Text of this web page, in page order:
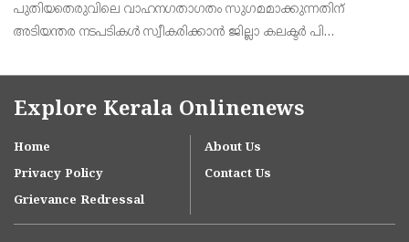
പുതിയതെരുവിലെ വാഹനഗതാഗതം സുഗമമാക്കുന്നതിന്
അടിയന്തര നടപടികള്‍ സ്വീകരിക്കാന്‍ ജില്ലാ കലക്ടര്‍ പി
Explore Kerala Onlinenews
Home
About Us
Privacy Policy
Contact Us
Grievance Redressal